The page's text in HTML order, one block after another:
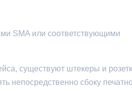
SMA или соответствующими
существуют штекеры и
непосредственно сбоку